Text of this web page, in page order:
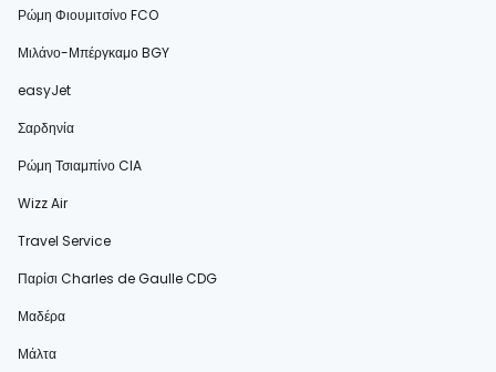
Ρώμη Φιουμιτσίνο FCO
Μιλάνο-Μπέργκαμο BGY
easyJet
Σαρδηνία
Ρώμη Τσιαμπίνο CIA
Wizz Air
Travel Service
Παρίσι Charles de Gaulle CDG
Μαδέρα
Μάλτα